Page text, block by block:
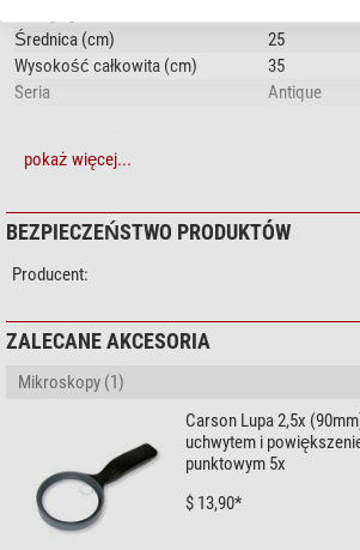
Średnica (cm)
25
Wysokość całkowita (cm)
35
Seria
Antique
Nieoświetlony obraz topograficzny
Wyposażenie
Południk
Oświetlony
nie
Specyfika
tak
Ręcznie laminowane
nie
Design
Nowoczesny i futurystyczny
pokaż więcej...
BEZPIECZEŃSTWO PRODUKTÓW
Producent:
ZALECANE AKCESORIA
Mikroskopy (1)
Carson Lupa 2,5x
uchwytem i
punktowym 5x
$ 13,90*